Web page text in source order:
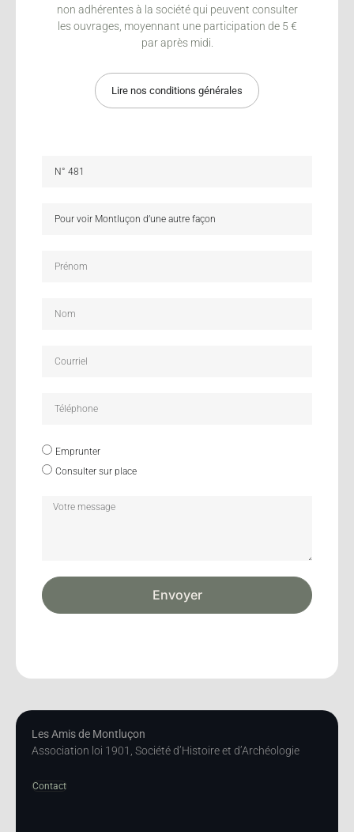
non adhérentes à la société qui peuvent consulter
les ouvrages, moyennant une participation de 5 €
par après midi.
Lire nos conditions générales
Emprunter
Consulter sur place
Envoyer
Les Amis de Montluçon
Association loi 1901, Société d’Histoire et d’Archéologie
Contact